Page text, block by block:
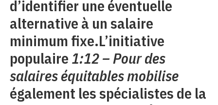
d’identifier une éventuelle
alternative à un salaire
minimum fixe.L’initiative
populaire 1:12 – Pour des
salaires équitables mobilise
également les spécialistes de la